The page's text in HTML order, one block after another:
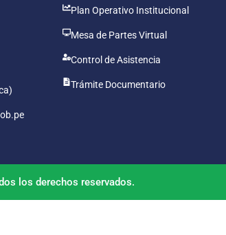
Plan Operativo Institucional
Mesa de Partes Virtual
Control de Asistencia
Trámite Documentario
los derechos reservados.